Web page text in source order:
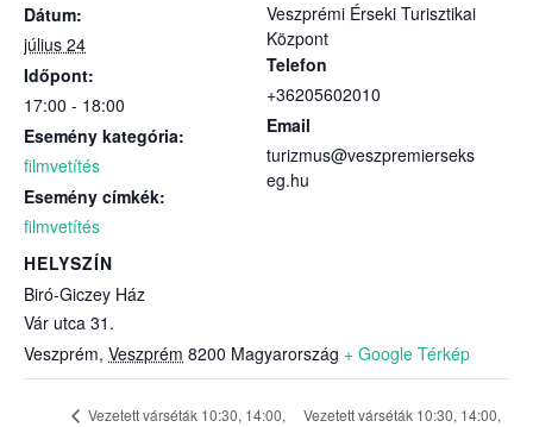
Dátum:
július 24
Időpont:
17:00 - 18:00
Esemény kategória:
filmvetítés
Esemény címkék:
filmvetítés
HELYSZÍN
Biró-Giczey Ház
Vár utca 31.
Veszprém, Veszprém 8200 Magyarország + Google Térkép
Veszprémi Érseki Turisztikai
Központ
Telefon
+36205602010
Email
turizmus@veszpremierseks
eg.hu
Vezetett várséták 10:30, 14:00,
Vezetett várséták 10:30, 14:00,